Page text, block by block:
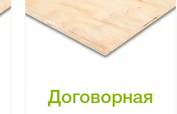
Договорная